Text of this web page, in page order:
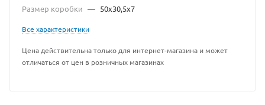
Размер коробки — 50х30,5х7
Все характеристики
Цена действительна только для интернет-магазина и может
отличаться от цен в розничных магазинах